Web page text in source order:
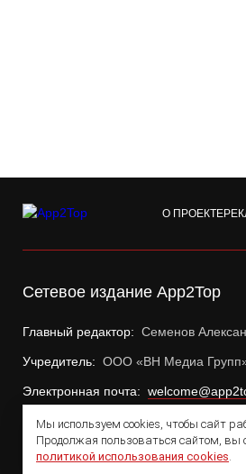
О ПРОЕКТЕ
Сетевое издание App2Top
Главный редактор: Семенов
Учредитель: ООО «ВН Медиа
Электронная почта:
© 2011 — 2026 App2Top
Мы используем cookies, чтобы сайт
Продолжая пользоваться сайтом, вы
политикой использования cookies.